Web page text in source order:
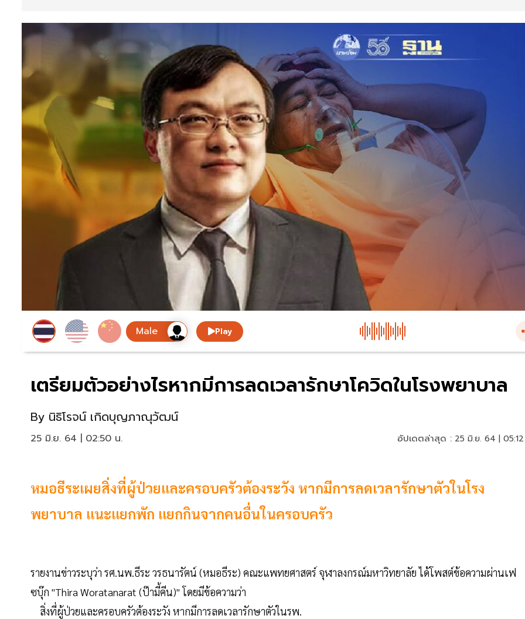
Play
เตรียมตัวอย่างไรหากมีการลดเวลารักษาโควิดในโรงพยาบาล
By นิธิโรจน์ เกิดบุญภาณุวัฒน์
25 มิ.ย. 64 | 02:50 น. อัปเดตล่าสุด : 25 มิ.ย. 64 |
หมอธีระเผยสิ่งที่ผู้ป่วยและครอบครัวต้องระวัง หากมีการลดเวลารักษาตัวในโรง
พยาบาล แนะแยกพัก แยกกินจากคนอื่นในครอบครัว
รายงานข่าวระบุว่า รศ.นพ.ธีระ วรธนารัตน์ (หมอธีระ) คณะแพทยศาสตร์ จุฬาลงกรณ์มหาวิทยาลัย ได้โพสต์ข้อความผ่านเฟ
ซบุ๊ก "Thira Woratanarat (ป๊ามี้คีน)" โดยมีข้อความว่า
สิ่งที่ผู้ป่วยและครอบครัวต้องระวัง หากมีการลดเวลารักษาตัวในรพ.